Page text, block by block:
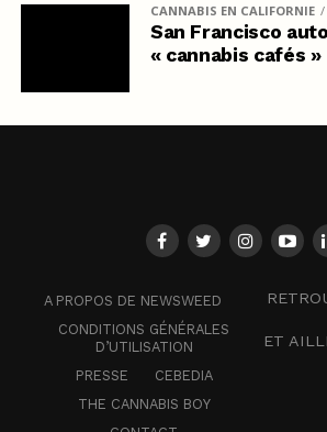
CANNABIS EN CALIFORNIE
San Francisco
« cannabis cafés »
A PROPOS DE NEWSWEED
CONDITIONS GÉNÉRALES
D’UTILISATION
PRESSE
CEBEDIA
THE CANNABIS BOY
ET